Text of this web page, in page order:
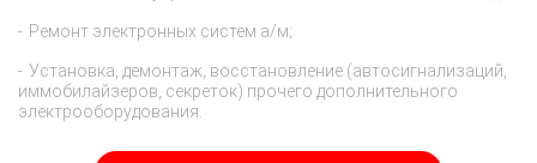
Ремонт электронных систем а/м;
Установка, демонтаж, восстановление (автосигнализаций,
иммобилайзеров, секреток) прочего дополнительного
электрооборудования.